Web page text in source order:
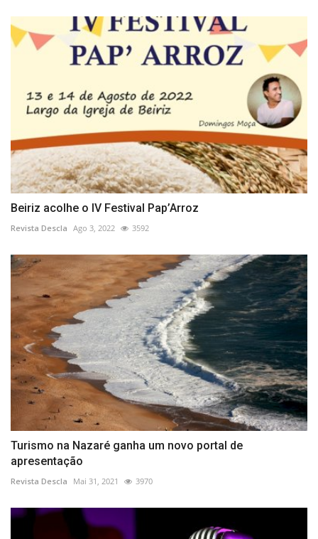
Beiriz acolhe o IV Festival Pap’Arroz
Revista Descla Ago 3, 2022 3592
Turismo na Nazaré ganha um novo portal de
apresentação
Revista Descla Mai 31, 2021 3970